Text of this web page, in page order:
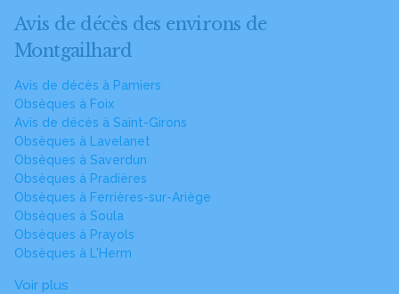
Avis de décès des environs de
Montgailhard
Avis de décès à Pamiers
Obsèques à Foix
Avis de décès à Saint-Girons
Obsèques à Lavelanet
Obsèques à Saverdun
Obsèques à Pradières
Obsèques à Ferrières-sur-Ariège
Obsèques à Soula
Obsèques à Prayols
Obsèques à L'Herm
Voir plus